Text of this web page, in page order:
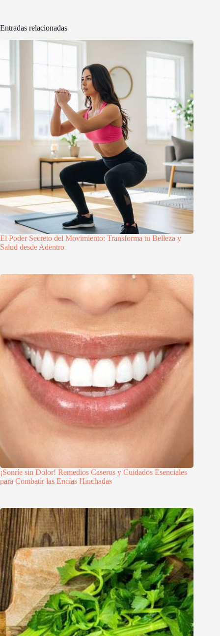
Entradas relacionadas
El Poder Secreto del Movimiento: Transforma tu Belleza y
Salud desde Adentro
¡Sonríe sin Dolor! Remedios Caseros y Cuidados Esenciales
para Combatir las Encías Hinchadas